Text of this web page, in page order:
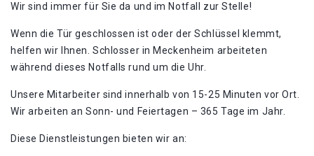
Wir sind immer für Sie da und im Notfall zur Stelle!
Wenn die Tür geschlossen ist oder der Schlüssel klemmt,
helfen wir Ihnen. Schlosser in Meckenheim arbeiteten
während dieses Notfalls rund um die Uhr.
Unsere Mitarbeiter sind innerhalb von 15-25 Minuten vor Ort.
Wir arbeiten an Sonn- und Feiertagen – 365 Tage im Jahr.
Diese Dienstleistungen bieten wir an: